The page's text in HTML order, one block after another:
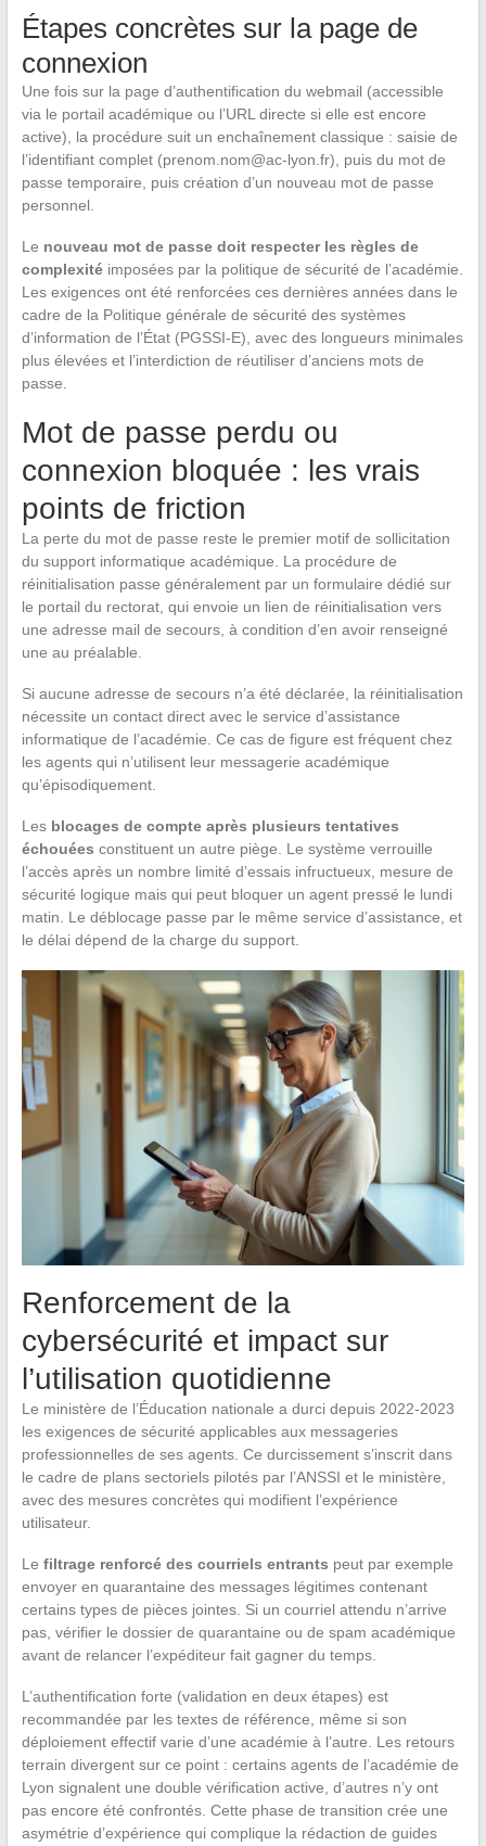
Étapes concrètes sur la page de
connexion
Une fois sur la page d’authentification du webmail (accessible
via le portail académique ou l’URL directe si elle est encore
active), la procédure suit un enchaînement classique : saisie de
l’identifiant complet (prenom.nom@ac-lyon.fr), puis du mot de
passe temporaire, puis création d’un nouveau mot de passe
personnel.
Le nouveau mot de passe doit respecter les règles de
complexitéimposées par la politique de sécurité de l’académie.
Les exigences ont été renforcées ces dernières années dans le
cadre de la Politique générale de sécurité des systèmes
d’information de l’État (PGSSI-E), avec des longueurs minimales
plus élevées et l’interdiction de réutiliser d’anciens mots de
passe.
Mot de passe perdu ou
connexion bloquée : les vrais
points de friction
La perte du mot de passe reste le premier motif de sollicitation
du support informatique académique. La procédure de
réinitialisation passe généralement par un formulaire dédié sur
le portail du rectorat, qui envoie un lien de réinitialisation vers
une adresse mail de secours, à condition d’en avoir renseigné
une au préalable.
Si aucune adresse de secours n’a été déclarée, la réinitialisation
nécessite un contact direct avec le service d’assistance
informatique de l’académie. Ce cas de figure est fréquent chez
les agents qui n’utilisent leur messagerie académique
qu’épisodiquement.
Les blocages de compte après plusieurs tentatives
échouées constituent un autre piège. Le système verrouille
l’accès après un nombre limité d’essais infructueux, mesure de
sécurité logique mais qui peut bloquer un agent pressé le lundi
matin. Le déblocage passe par le même service d’assistance, et
le délai dépend de la charge du support.
Renforcement de la
cybersécurité et impact sur
l’utilisation quotidienne
Le ministère de l’Éducation nationale a durci depuis 2022-2023
les exigences de sécurité applicables aux messageries
professionnelles de ses agents. Ce durcissement s’inscrit dans
le cadre de plans sectoriels pilotés par l’ANSSI et le ministère,
avec des mesures concrètes qui modifient l’expérience
utilisateur.
Le filtrage renforcé des courriels entrants peut par exemple
envoyer en quarantaine des messages légitimes contenant
certains types de pièces jointes. Si un courriel attendu n’arrive
pas, vérifier le dossier de quarantaine ou de spam académique
avant de relancer l’expéditeur fait gagner du temps.
L’authentification forte (validation en deux étapes) est
recommandée par les textes de référence, même si son
déploiement effectif varie d’une académie à l’autre. Les retours
terrain divergent sur ce point : certains agents de l’académie de
Lyon signalent une double vérification active, d’autres n’y ont
pas encore été confrontés. Cette phase de transition crée une
asymétrie d’expérience qui complique la rédaction de guides